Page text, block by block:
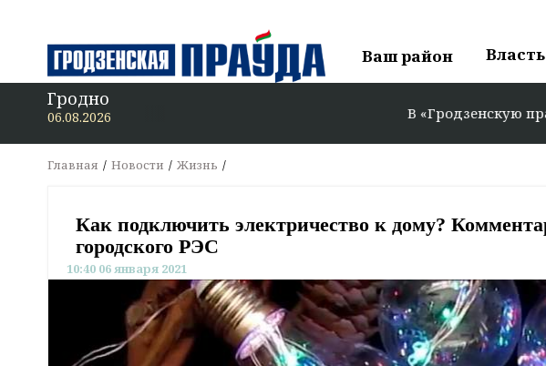
Ваш район Власть
Гродно
06.08.2026 В «Гродзенскую праўду»
Главная Новости Жизнь
Как подключить электричество к дому?
городского РЭС
10:40 06 января 2021